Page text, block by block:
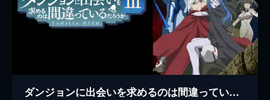
ダンジョンに出会いを求めるのは間違っているだろうかIII